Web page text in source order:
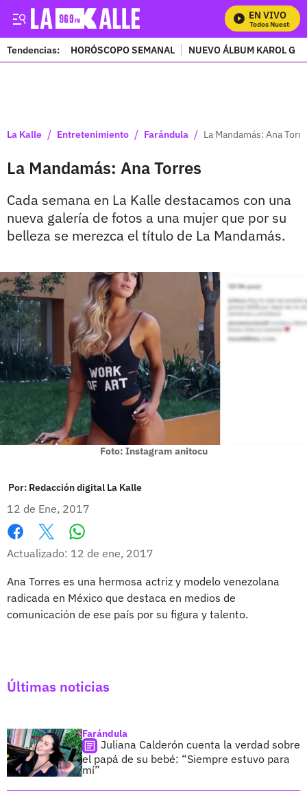
EN VIVO
Mira Todos Nuestros
Tendencias: HORÓSCOPO SEMANAL NUEVO ÁLBUM KAROL G
La Kalle / Entretenimiento / Farándula / La Mandamás: Ana
La Mandamás: Ana Torres
Cada semana en La Kalle destacamos con una
nueva galería de fotos a una mujer que por su
belleza se merezca el título de La Mandamás.
Foto: Instagram anitocu
Por: Redacción digital La Kalle
12 de Ene, 2017
Facebook
X
Actualizado: 12 de ene, 2017
Ana Torres es una hermosa actriz y modelo venezolana
radicada en México que destaca en medios de
comunicación de ese país por su figura y talento.
Últimas noticias
Farándula
Juliana Calderón cuenta la verdad sobre
el papá de su bebé: “Siempre estuvo para
mí”